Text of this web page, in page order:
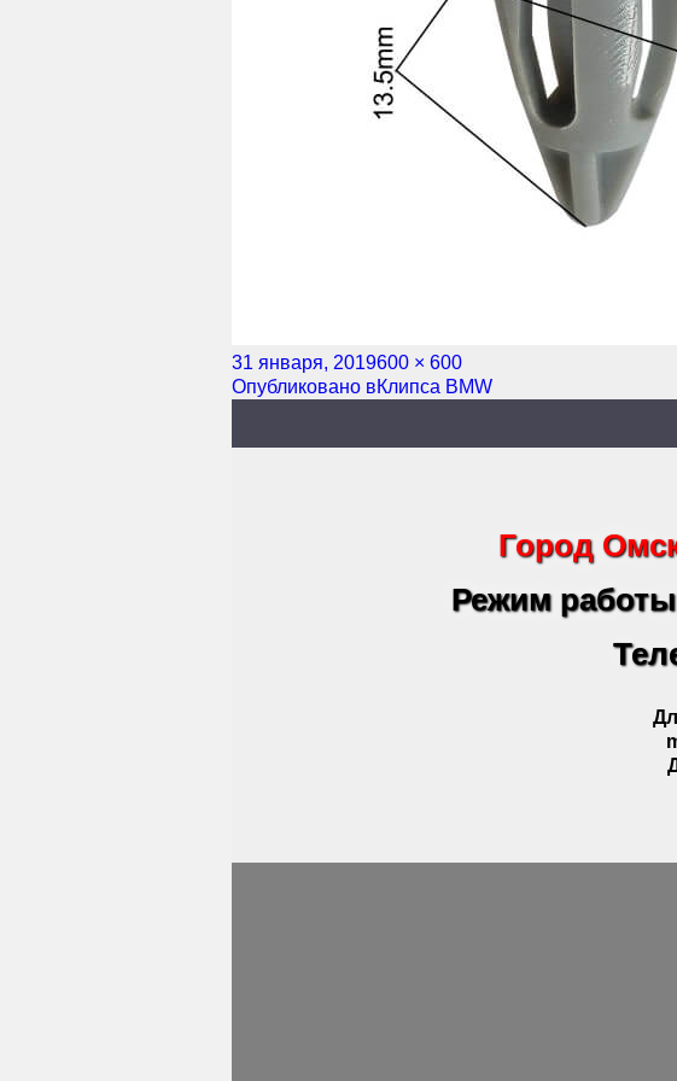
Опубликовано
31 января, 2019Полный
размер
600 × 600
Навигация
Опубликовано вКлипса BMW
Город
Режим